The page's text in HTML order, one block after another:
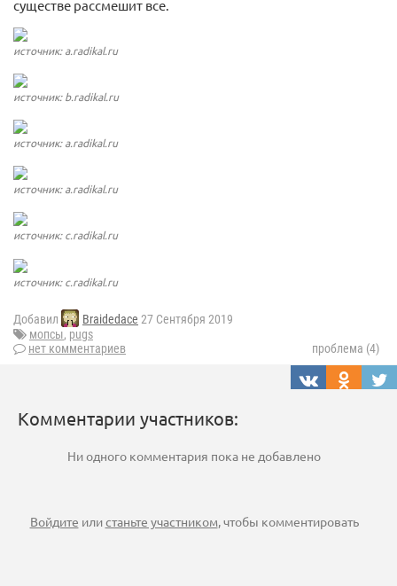
существе рассмешит все.
источник: a.radikal.ru
источник: b.radikal.ru
источник: a.radikal.ru
источник: a.radikal.ru
источник: c.radikal.ru
источник: c.radikal.ru
Добавил Braidedace 27 Сентября 2019
мопсы, pugs
нет комментариев
проблема (4)
Комментарии участников:
Ни одного комментария пока не добавлено
Войдите илистаньте участником, чтобы комментировать